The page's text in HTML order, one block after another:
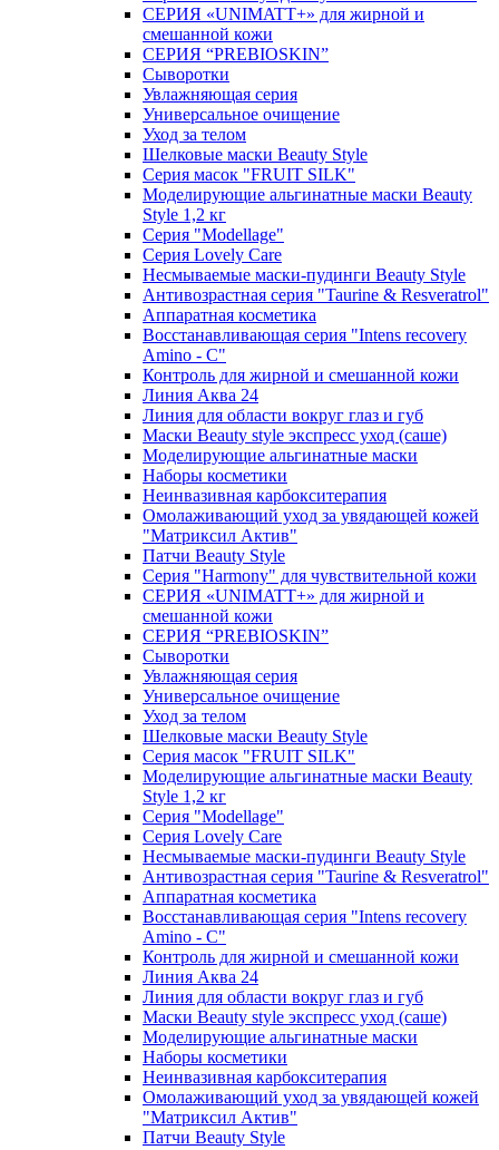
СЕРИЯ «UNIMATT+» для жирной и
смешанной кожи
СЕРИЯ “PREBIOSKIN”
Сыворотки
Увлажняющая серия
Универсальное очищение
Уход за телом
Шелковые маски Beauty Style
Серия масок "FRUIT SILK"
Моделирующие альгинатные маски Beauty
Style 1,2 кг
Серия "Modellage"
Cерия Lovely Care
Несмываемые маски-пудинги Beauty Style
Антивозрастная серия "Taurine & Resveratrol"
Аппаратная косметика
Восстанавливающая серия "Intens recovery
Amino - C"
Контроль для жирной и смешанной кожи
Линия Аква 24
Линия для области вокруг глаз и губ
Маски Beauty style экспресс уход (саше)
Моделирующие альгинатные маски
Наборы косметики
Неинвазивная карбокситерапия
Омолаживающий уход за увядающей кожей
"Матриксил Актив"
Патчи Beauty Style
Серия "Harmony" для чувствительной кожи
СЕРИЯ «UNIMATT+» для жирной и
смешанной кожи
СЕРИЯ “PREBIOSKIN”
Сыворотки
Увлажняющая серия
Универсальное очищение
Уход за телом
Шелковые маски Beauty Style
Серия масок "FRUIT SILK"
Моделирующие альгинатные маски Beauty
Style 1,2 кг
Серия "Modellage"
Cерия Lovely Care
Несмываемые маски-пудинги Beauty Style
Антивозрастная серия "Taurine & Resveratrol"
Аппаратная косметика
Восстанавливающая серия "Intens recovery
Amino - C"
Контроль для жирной и смешанной кожи
Линия Аква 24
Линия для области вокруг глаз и губ
Маски Beauty style экспресс уход (саше)
Моделирующие альгинатные маски
Наборы косметики
Неинвазивная карбокситерапия
Омолаживающий уход за увядающей кожей
"Матриксил Актив"
Патчи Beauty Style